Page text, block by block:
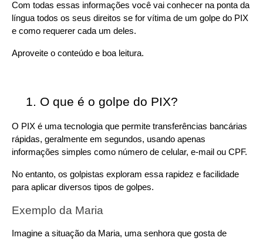
Com todas essas informações você vai conhecer na ponta da
língua todos os seus direitos se for vítima de um golpe do PIX
e como requerer cada um deles.
Aproveite o conteúdo e boa leitura.
O que é o golpe do PIX?
O PIX é uma tecnologia que permite transferências bancárias
rápidas, geralmente em segundos, usando apenas
informações simples como número de celular, e-mail ou CPF.
No entanto, os golpistas exploram essa rapidez e facilidade
para aplicar diversos tipos de golpes.
Exemplo da Maria
Imagine a situação da Maria, uma senhora que gosta de